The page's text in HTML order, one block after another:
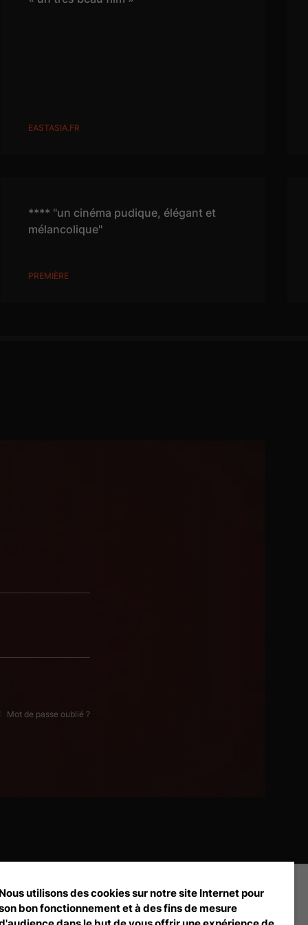
EASTASIA.FR
**** "un cinéma pudique, élégant et
mélancolique"
PREMIÈRE
Mot de passe oublié ?
Nous utilisons des cookies sur notre site Internet pour
bon fonctionnement et à des fins de mesure